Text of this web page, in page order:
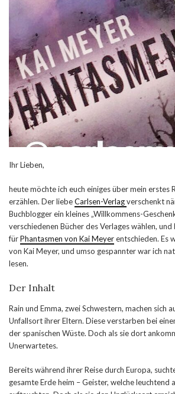
Ihr Lieben,
heute möchte ich euch einiges über mein erstes
erzählen. Der liebeCarlsen-Verlagverschenkt
Buchblogger ein kleines „Willkommens-
verschiedenen Bücher des Verlages wählen,
fürPhantasmen von Kai Meyerentschieden. Es
von Kai Meyer, und umso gespannter war ich
lesen.
Der Inhalt
Rain und Emma, zwei Schwestern, machen sich
Unfallsort ihrer Eltern. Diese verstarben bei
der spanischen Wüste. Doch als sie dort
Unerwartetes.
Bereits während ihrer Reise durch Europa,
gesamte Erde heim – Geister, welche leuchtend